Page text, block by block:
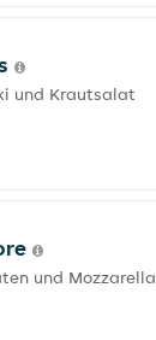
und Krautsalat
und Mozzarella